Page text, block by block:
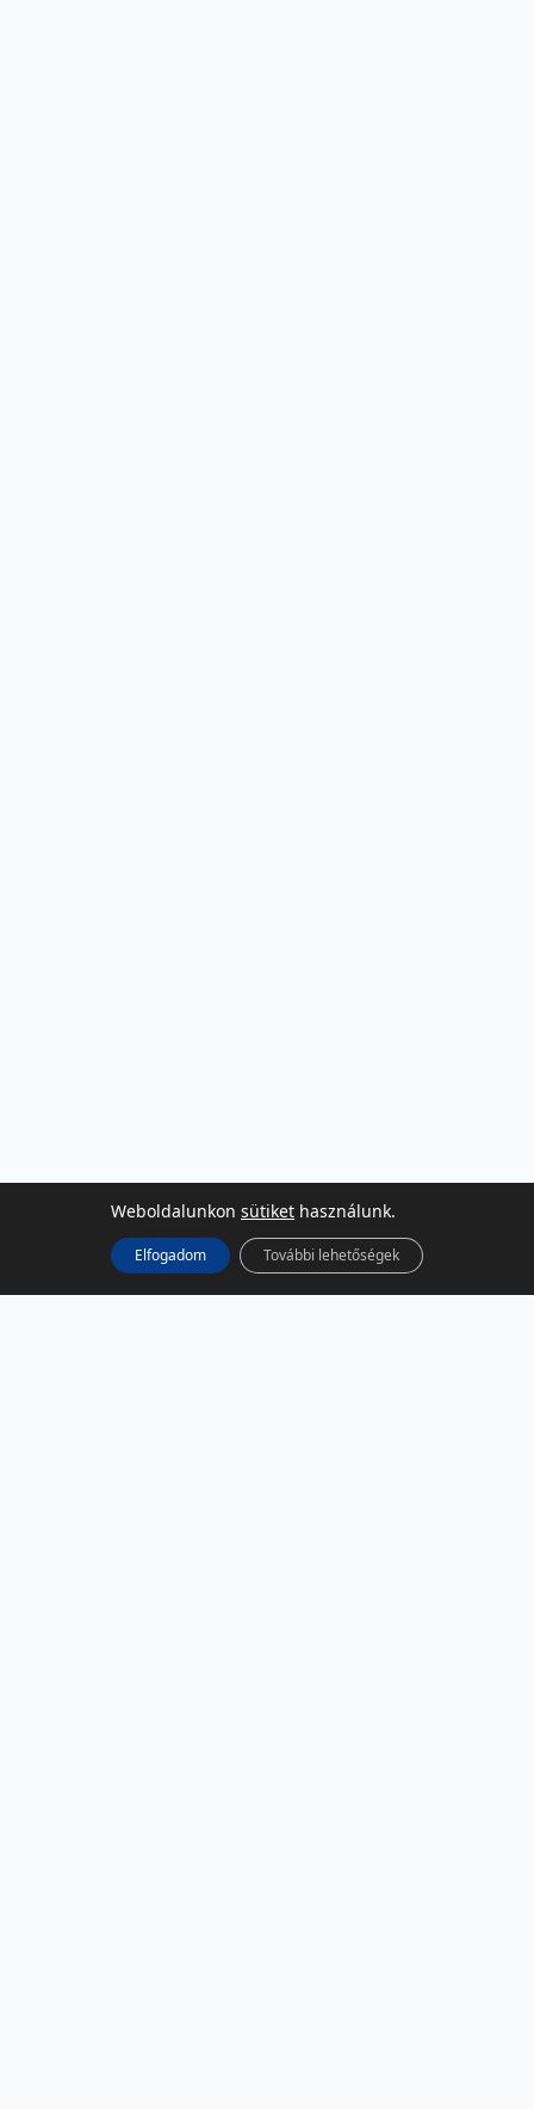
Weboldalunkon sütiket használunk.
Elfogadom További lehetőségek